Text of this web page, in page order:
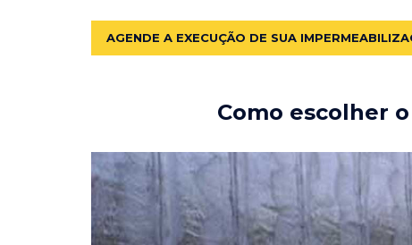
AGENDE A EXECUÇÃO DE SUA
Como escolher